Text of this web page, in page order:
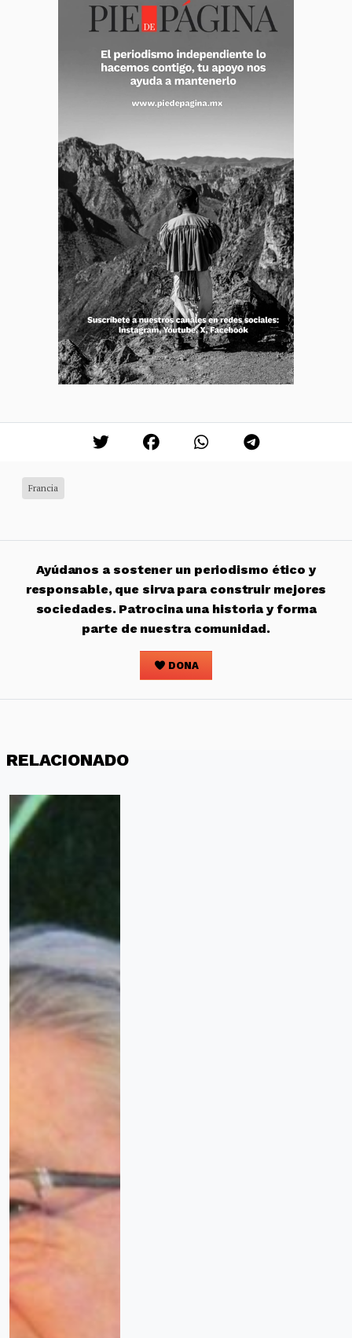
Francia
Ayúdanos a sostener un periodismo ético y
responsable, que sirva para construir mejores
sociedades. Patrocina una historia y forma
parte de nuestra comunidad.
DONA
RELACIONADO